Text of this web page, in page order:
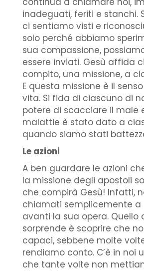
inadeguati, feriti e stanchi.
ci sentiamo visti e
solo perché abbiamo
sua compassione,
essere inviati. Gesù affida
compito, una missione, a
E questa missione è il
vita. Si fida di ciascuno di
potere di scacciare il male
malattie è stato dato a
quando siamo stati
Le azioni
A ben guardare le azioni
la missione degli apostoli
che compirà Gesù! Infatti,
chiamati semplicemente a
avanti la sua opera. Quello
sorprende è scoprire che
capaci, sebbene molte
rendiamo conto. C’è in noi
che tante volte non